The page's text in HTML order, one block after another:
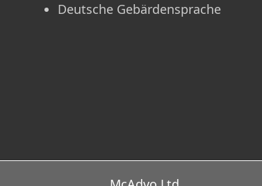
Deutsche Gebärdensprache